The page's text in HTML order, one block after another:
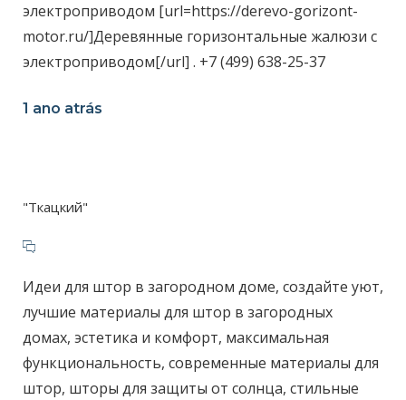
электроприводом [url=https://derevo-gorizont-
motor.ru/]Деревянные горизонтальные жалюзи с
электроприводом[/url] . +7 (499) 638-25-37
1 ano atrás
"Ткацкий"
Идеи для штор в загородном доме, создайте уют,
лучшие материалы для штор в загородных
домах, эстетика и комфорт, максимальная
функциональность, современные материалы для
штор, шторы для защиты от солнца, стильные